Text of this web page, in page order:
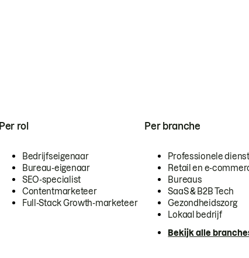
Per rol
Bedrijfseigenaar
Bureau-eigenaar
SEO-specialist
Contentmarketeer
Full-Stack Growth-marketeer
Per branche
Professionele
Retail en e-
Bureaus
SaaS & B2B Tech
Gezondheidszorg
Lokaal bedrijf
Bekijk alle